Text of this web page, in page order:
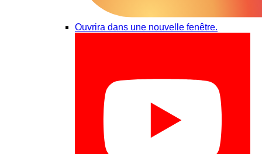
Ouvrira dans une nouvelle fenêtre.